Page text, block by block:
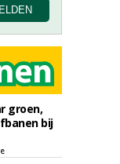
groen,
bij